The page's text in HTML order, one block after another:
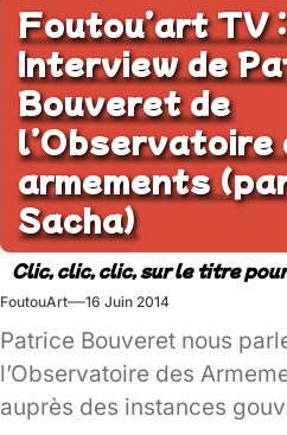
Foutou’art TV :
Interview de
Bouveret de
l’Observatoire
armements
Sacha)
FoutouArt 16 Juin 2014
Patrice Bouveret nous
l’Observatoire des
auprès des instances